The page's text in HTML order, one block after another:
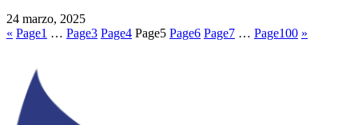
24 marzo, 2025
« Page1 … Page3 Page4 Page5 Page6 Page7 … Page100 »